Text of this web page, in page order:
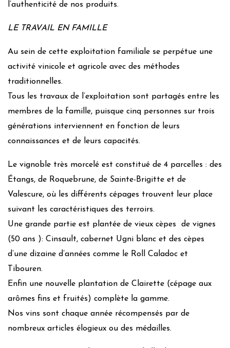
l’authenticité de nos produits.
LE TRAVAIL EN FAMILLE
Au sein de cette exploitation familiale se perpétue une
activité vinicole et agricole avec des méthodes
traditionnelles.
Tous les travaux de l’exploitation sont partagés entre les
membres de la famille, puisque cinq personnes sur trois
générations interviennent en fonction de leurs
connaissances et de leurs capacités.
Le vignoble très morcelé est constitué de 4 parcelles : des
Étangs, de Roquebrune, de Sainte-Brigitte et de
Valescure, où les différents cépages trouvent leur place
suivant les caractéristiques des terroirs.
Une grande partie est plantée de vieux cèpes de vignes
(50 ans ): Cinsault, cabernet Ugni blanc et des cèpes
d’une dizaine d’années comme le Roll Caladoc et
Tibouren.
Enfin une nouvelle plantation de Clairette (cépage aux
arômes fins et fruités) complète la gamme.
Nos vins sont chaque année récompensés par de
nombreux articles élogieux ou des médailles.